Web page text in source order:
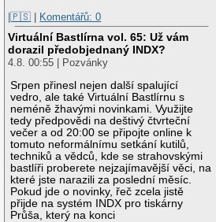
|🇵🇸 | Komentářů: 0
Virtuální Bastlírna vol. 65: Už vám
dorazil předobjednaný INDX?
4.8. 00:55 | Pozvánky
Srpen přinesl nejen další spalující
vedro, ale také Virtuální Bastlírnu s
neméně žhavými novinkami. Využijte
tedy předpovědi na deštivý čtvrteční
večer a od 20:00 se připojte online k
tomuto neformálnímu setkání kutilů,
techniků a vědců, kde se strahovskými
bastlíři proberete nejzajímavější věci, na
které jste narazili za poslední měsíc.
Pokud jde o novinky, řeč zcela jistě
přijde na systém INDX pro tiskárny
Průša, který na konci